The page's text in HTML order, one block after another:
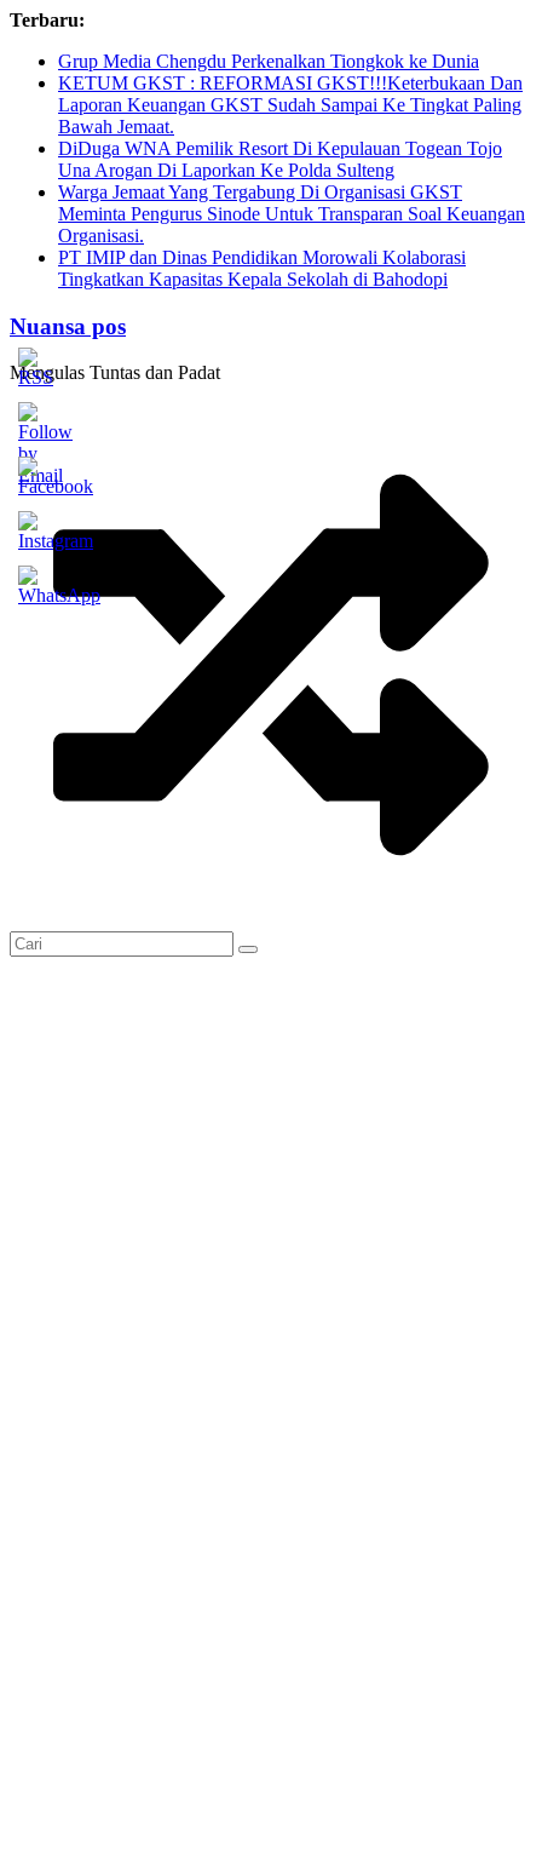
Skip
content
Terbaru:
Grup Media Chengdu Perkenalkan Tiongkok ke Dunia
KETUM GKST : REFORMASI GKST!!!Keterbukaan Dan
Laporan Keuangan GKST Sudah Sampai Ke Tingkat Paling
Bawah Jemaat.
DiDuga WNA Pemilik Resort Di Kepulauan Togean Tojo
Una Arogan Di Laporkan Ke Polda Sulteng
Warga Jemaat Yang Tergabung Di Organisasi GKST
Meminta Pengurus Sinode Untuk Transparan Soal Keuangan
Organisasi.
PT IMIP dan Dinas Pendidikan Morowali Kolaborasi
Tingkatkan Kapasitas Kepala Sekolah di Bahodopi
Nuansa pos
Mengulas Tuntas dan Padat